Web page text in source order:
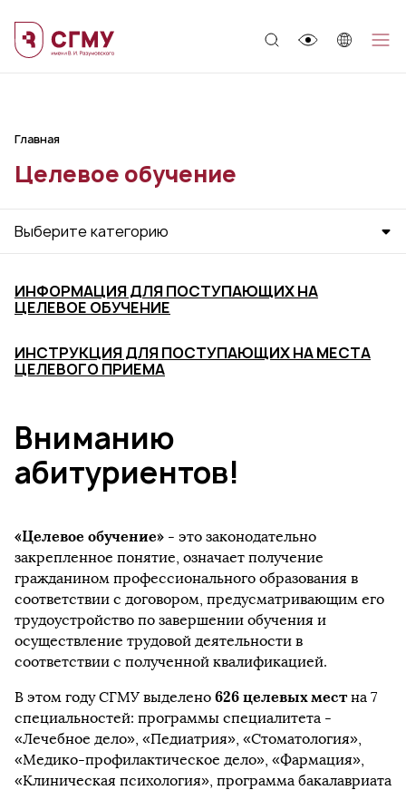
Главная
Целевое обучение
Выберите категорию
ИНФОРМАЦИЯ ДЛЯ ПОСТУПАЮЩИХ НА
ЦЕЛЕВОЕ ОБУЧЕНИЕ
ИНСТРУКЦИЯ ДЛЯ ПОСТУПАЮЩИХ НА МЕСТА
ЦЕЛЕВОГО ПРИЕМА
Вниманию
абитуриентов!
«Целевое обучение» - это законодательно
закрепленное понятие, означает получение
гражданином профессионального образования в
соответствии с договором, предусматривающим его
трудоустройство по завершении обучения и
осуществление трудовой деятельности в
соответствии с полученной квалификацией.
В этом году СГМУ выделено 626 целевых местна 7
специальностей: программы специалитета -
«Лечебное дело», «Педиатрия», «Стоматология»,
«Медико-профилактическое дело», «Фармация»,
«Клиническая психология», программа бакалавриата